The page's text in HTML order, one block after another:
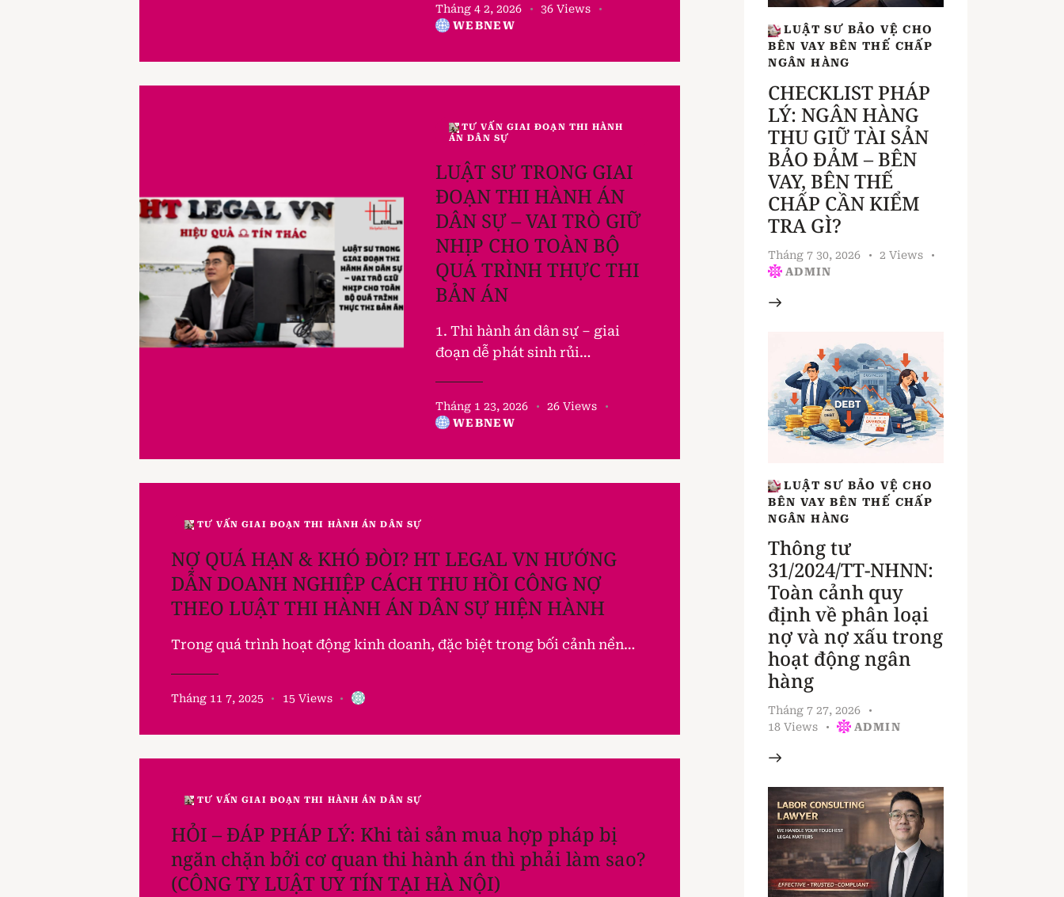
Tháng 4 2, 2026 36 Views
WEBNEW
TƯ VẤN GIAI ĐOẠN THI HÀNH
ÁN DÂN SỰ
LUẬT SƯ TRONG GIAI
ĐOẠN THI HÀNH ÁN
DÂN SỰ – VAI TRÒ GIỮ
NHỊP CHO TOÀN BỘ
QUÁ TRÌNH THỰC THI
BẢN ÁN
1. Thi hành án dân sự – giai
đoạn dễ phát sinh rủi…
Tháng 1 23, 2026 26 Views
WEBNEW
TƯ VẤN GIAI ĐOẠN THI HÀNH ÁN DÂN SỰ
NỢ QUÁ HẠN & KHÓ ĐÒI? HT LEGAL VN HƯỚNG
DẪN DOANH NGHIỆP CÁCH THU HỒI CÔNG NỢ
THEO LUẬT THI HÀNH ÁN DÂN SỰ HIỆN HÀNH
Trong quá trình hoạt động kinh doanh, đặc biệt trong bối cảnh nền…
Tháng 11 7, 2025 15 Views
TƯ VẤN GIAI ĐOẠN THI HÀNH ÁN DÂN SỰ
HỎI – ĐÁP PHÁP LÝ: Khi tài sản mua hợp pháp bị
ngăn chặn bởi cơ quan thi hành án thì phải làm sao?
(CÔNG TY LUẬT UY TÍN TẠI HÀ NỘI)
LUẬT SƯ BẢO VỆ CHO
BÊN VAY BÊN THẾ CHẤP
NGÂN HÀNG
CHECKLIST PHÁP
LÝ: NGÂN HÀNG
THU GIỮ TÀI SẢN
BẢO ĐẢM – BÊN
VAY, BÊN THẾ
CHẤP CẦN KIỂM
TRA GÌ?
Tháng 7 30, 2026 2 Views
ADMIN
LUẬT SƯ BẢO VỆ CHO
BÊN VAY BÊN THẾ CHẤP
NGÂN HÀNG
Thông tư
31/2024/TT-NHNN:
Toàn cảnh quy
định về phân loại
nợ và nợ xấu trong
hoạt động ngân
hàng
Tháng 7 27, 2026
18 Views ADMIN